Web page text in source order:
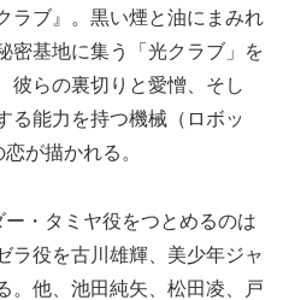
ラブ』。黒い煙と油にまみれ
密基地に集う「光クラブ」を
彼らの裏切りと愛憎、そし
る能力を持つ機械（ロボッ
が描かれる。
・タミヤ役をつとめるのは
ラ役を古川雄輝、美少年ジャ
。他、池田純矢、松田凌、戸